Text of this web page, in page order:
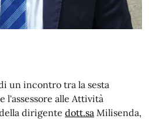
un incontro tra la sesta
l'assessore alle Attività
dirigente dott.sa Milisenda,